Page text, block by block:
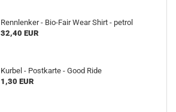
Rennlenker - Bio-Fair Wear Shirt - petrol
32,40 EUR
Kurbel - Postkarte - Good Ride
1,30 EUR